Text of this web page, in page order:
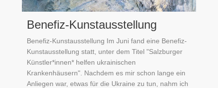
Benefiz-Kunstausstellung
Benefiz-Kunstausstellung Im Juni fand eine Benefiz-
Kunstausstellung statt, unter dem Titel "Salzburger
Künstler*innen* helfen ukrainischen
Krankenhäusern". Nachdem es mir schon lange ein
Anliegen war, etwas für die Ukraine zu tun, nahm ich